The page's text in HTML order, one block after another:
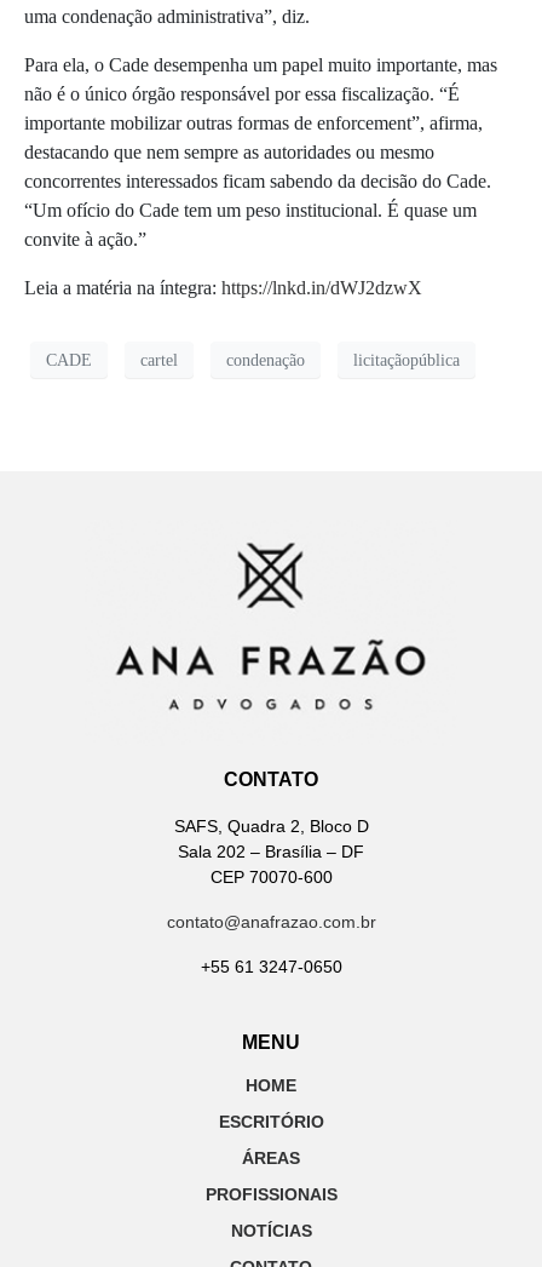
uma condenação administrativa”, diz.
Para ela, o Cade desempenha um papel muito importante, mas
não é o único órgão responsável por essa fiscalização. “É
importante mobilizar outras formas de enforcement”, afirma,
destacando que nem sempre as autoridades ou mesmo
concorrentes interessados ficam sabendo da decisão do Cade.
“Um ofício do Cade tem um peso institucional. É quase um
convite à ação.”
Leia a matéria na íntegra: https://lnkd.in/dWJ2dzwX
CADE cartel condenação licitaçãopública
CONTATO
SAFS, Quadra 2, Bloco D
Sala 202 – Brasília – DF
CEP 70070-600
contato@anafrazao.com.br
+55 61 3247-0650
MENU
HOME
ESCRITÓRIO
ÁREAS
PROFISSIONAIS
NOTÍCIAS